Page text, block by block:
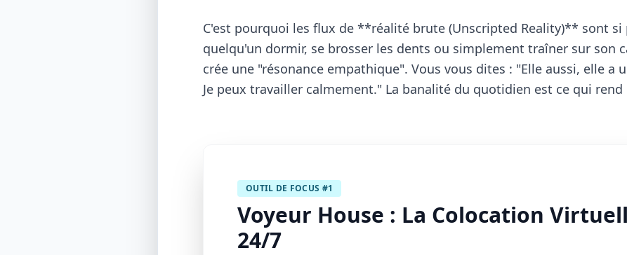
C'est pourquoi les flux de **réalité brute (Unscripted Reality)** sont si
quelqu'un dormir, se brosser les dents ou simplement traîner sur son
crée une "résonance empathique". Vous vous dites : "Elle aussi, elle a
Je peux travailler calmement." La banalité du quotidien est ce qui rend
OUTIL DE FOCUS #1
Voyeur House : La Colocation
24/7